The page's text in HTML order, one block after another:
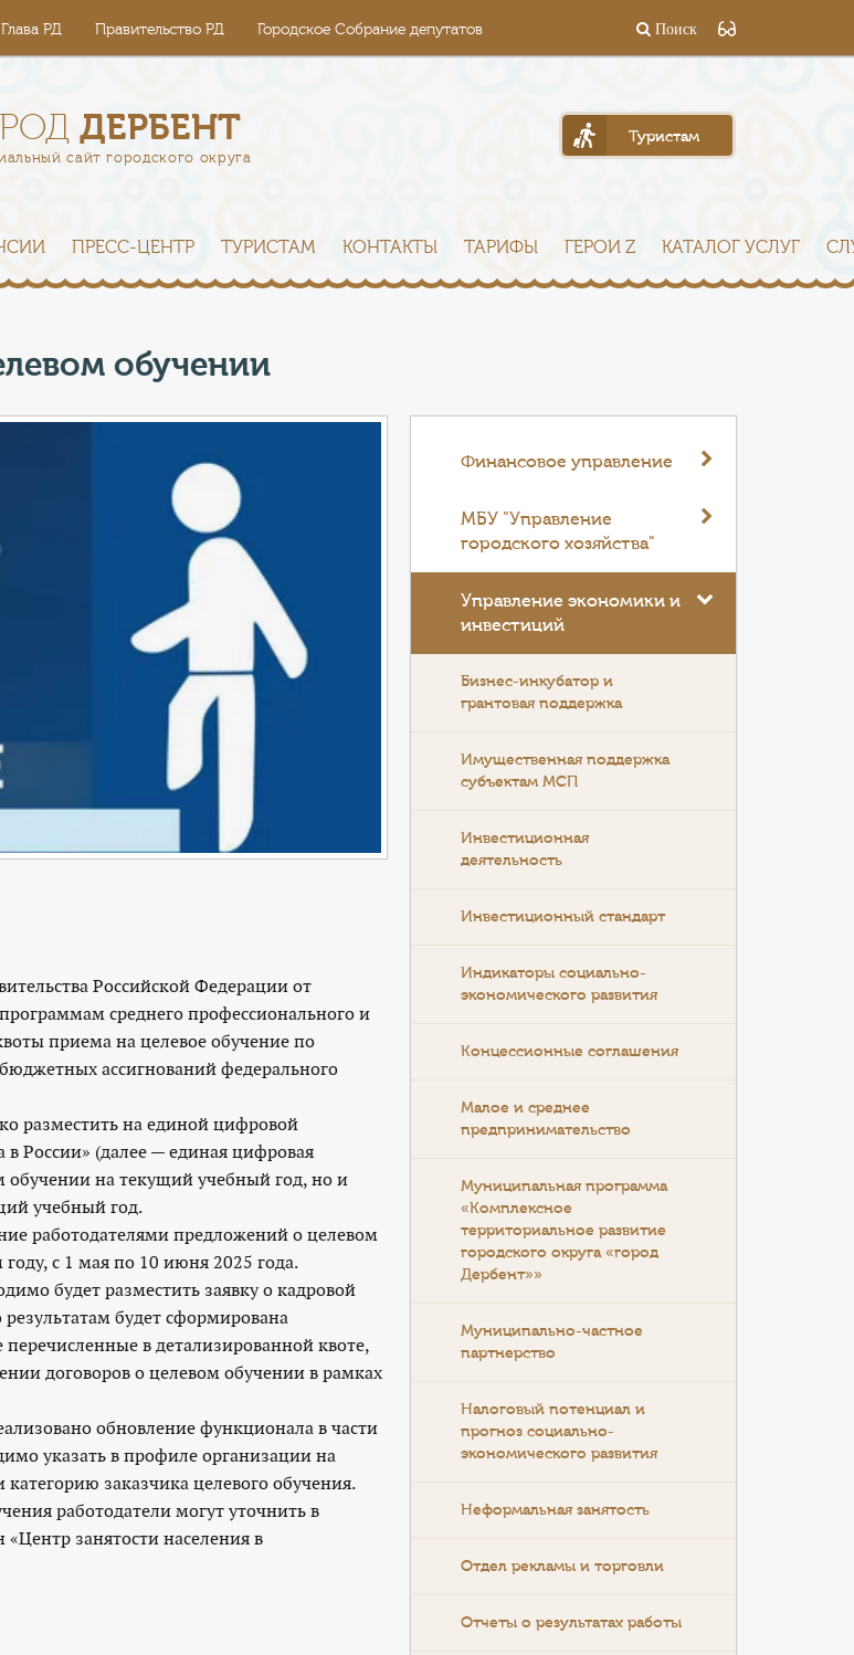
Глава РД Правительство РД Городское Собрание депутатов Поиск
ДЕРБЕНТ
сайт городского округа
Туристам
ПРЕСС-ЦЕНТР ТУРИСТАМ КОНТАКТЫ ТАРИФЫ ГЕРОИ Z КАТАЛОГ УСЛУГ
обучении
Российской Федерации от
среднего профессионального и
приема на целевое обучение по
ассигнований федерального
разместить на единой цифровой
России» (далее — единая цифровая
на текущий учебный год, но и
учебный год.
работодателями предложений о целевом
с 1 мая по 10 июня 2025 года.
будет разместить заявку о кадровой
будет сформирована
в детализированной квоте,
договоров о целевом обучении в рамках
обновление функционала в части
указать в профиле организации на
заказчика целевого обучения.
работодатели могут уточнить в
занятости населения в
Финансовое управление
МБУ "Управление
городского хозяйства"
Управление экономики и
инвестиций
Бизнес-инкубатор и
грантовая поддержка
Имущественная поддержка
субъектам МСП
Инвестиционная
деятельность
Инвестиционный стандарт
Индикаторы социально-
экономического развития
Концессионные соглашения
Малое и среднее
предпринимательство
Муниципальная программа
«Комплексное
территориальное развитие
городского округа «город
Дербент»»
Муниципально-частное
партнерство
Налоговый потенциал и
прогноз социально-
экономического развития
Неформальная занятость
Отдел рекламы и торговли
Отчеты о результатах работы